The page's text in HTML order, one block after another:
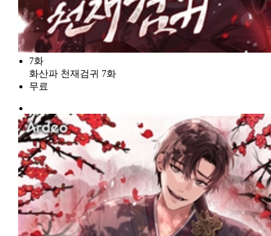
7화
화산파 천재검귀 7화
무료